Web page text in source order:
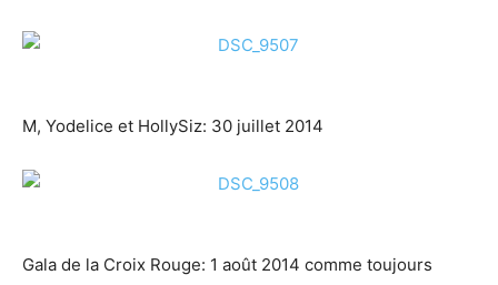
M, Yodelice et HollySiz: 30 juillet 2014
Gala de la Croix Rouge: 1 août 2014 comme toujours